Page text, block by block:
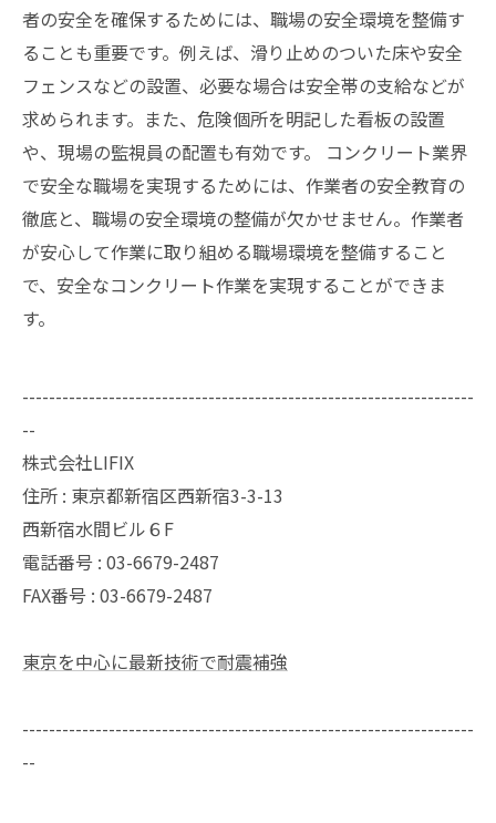
者の安全を確保するためには、職場の安全環境を整備す
ることも重要です。例えば、滑り止めのついた床や安全
フェンスなどの設置、必要な場合は安全帯の支給などが
求められます。また、危険個所を明記した看板の設置
や、現場の監視員の配置も有効です。 コンクリート業界
で安全な職場を実現するためには、作業者の安全教育の
徹底と、職場の安全環境の整備が欠かせません。作業者
が安心して作業に取り組める職場環境を整備すること
で、安全なコンクリート作業を実現することができま
す。
--------------------------------------------------------------------
--
株式会社LIFIX
住所 : 東京都新宿区西新宿3-3-13
西新宿水間ビル６F
電話番号 : 03-6679-2487
FAX番号 : 03-6679-2487
東京を中心に最新技術で耐震補強
--------------------------------------------------------------------
--